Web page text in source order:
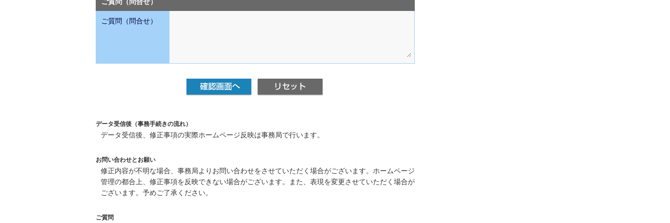
ご質問（問合せ）
データ受信後（事務手続きの流れ）
データ受信後、修正事項の実際ホームページ反映は事務局で行います。
お問い合わせとお願い
修正内容が不明な場合、事務局よりお問い合わせをさせていただく場合がございます。ホームページ
管理の都合上、修正事項を反映できない場合がございます。また、表現を変更させていただく場合が
ございます。予めご了承ください。
ご質問